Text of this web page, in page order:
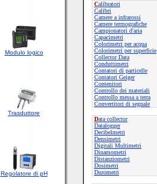
Modulo logico
Trasduttore
Regolatore di pH
Calibratori
Calibri
Camere a infrarossi
Camere termografiche
Campionatori d'aria
Capacimetri
Colorimetri per acqua
Colorimetri per superficie
Collector Data
Conduttimetri
Contatori di particelle
Contatori Geiger
Contenitori
Controllo dei materiali
Controllo messa a terra
Convertitori di segnale
Data collector
Datalogger
Decibelmetri
Densimetri
Digitali Multimetri
Dinamometri
Distanziometri
Dosimetri
Durometri